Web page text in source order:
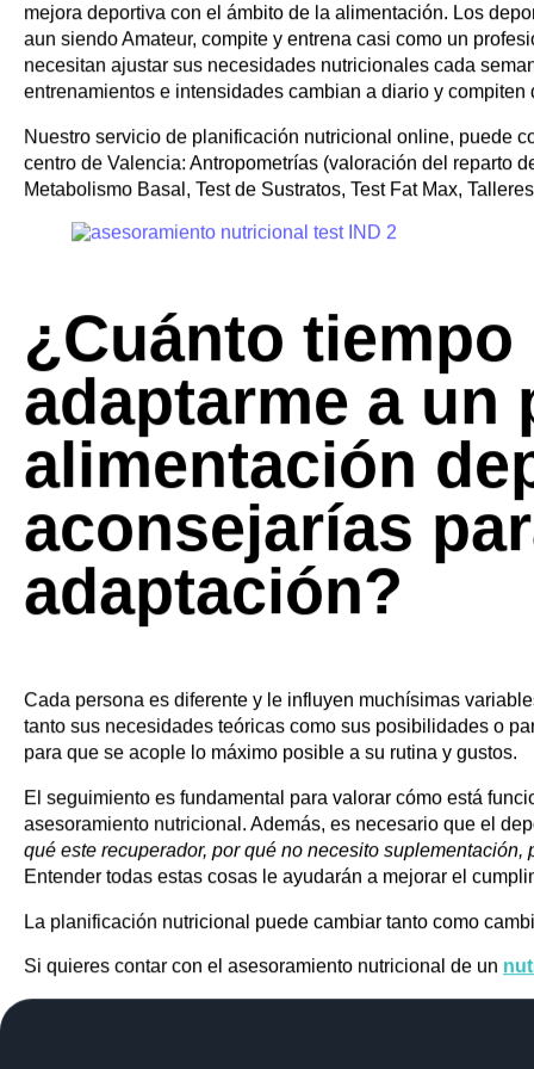
Estadísticas
Marketing
Administrar opciones
Gestionar los servicios
Utilización de cookies
Política de privacidad y protección de datos personales.
Aviso Legal
Saltar al contenido
servicios que
nutricionistas
Trabajamos con deportistas de todos los niveles, desde
Denominamos como deportista Amateur al perfil de
mejora deportiva con el ámbito de la alimentación. Los
aun siendo Amateur, compite y entrena casi como un
necesitan ajustar sus necesidades nutricionales cada
entrenamientos e intensidades cambian a diario y compiten
Nuestro servicio de planificación nutricional online, puede
centro de Valencia: Antropometrías (valoración del reparto
Metabolismo Basal, Test de Sustratos, Test Fat Max,
¿Cuánto
adaptarme a un
alimentación
aconsejarías
adaptación?
Gestionar consentimiento